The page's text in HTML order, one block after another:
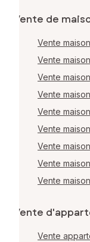
Vente de
Vente
Vente
Vente
Vente
Vente
Vente
Vente
Vente
Vente
Vente
Vente